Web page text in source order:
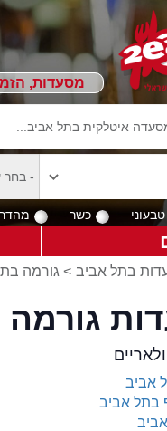
מסעדות,
טבעוני כשר
בתל אביב > גורמה
אביב
אביב